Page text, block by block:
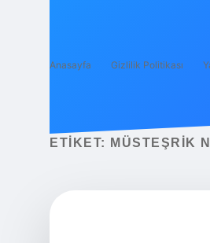
Anasayfa Gizlilik Politikası
ETIKET: MÜSTEŞRIK